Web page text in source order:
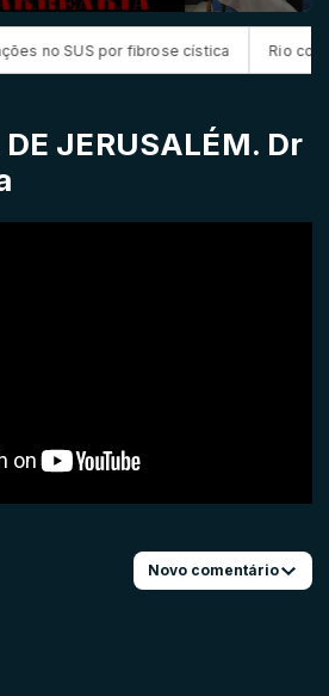
fibrose cística Rio concentra quase
JERUSALÉM. Dr
Novo comentário